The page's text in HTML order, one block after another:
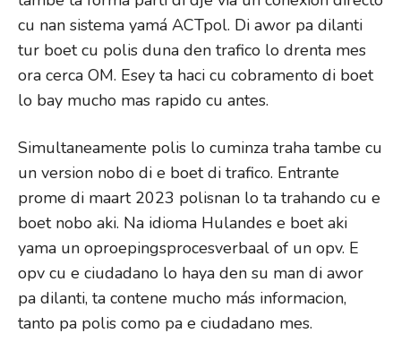
cu nan sistema yamá ACTpol. Di awor pa dilanti
tur boet cu polis duna den trafico lo drenta mes
ora cerca OM. Esey ta haci cu cobramento di boet
lo bay mucho mas rapido cu antes.
Simultaneamente polis lo cuminza traha tambe cu
un version nobo di e boet di trafico. Entrante
prome di maart 2023 polisnan lo ta trahando cu e
boet nobo aki. Na idioma Hulandes e boet aki
yama un oproepingsprocesverbaal of un opv. E
opv cu e ciudadano lo haya den su man di awor
pa dilanti, ta contene mucho más informacion,
tanto pa polis como pa e ciudadano mes.